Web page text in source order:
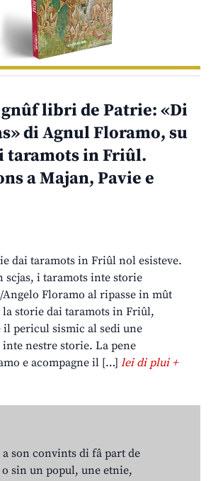
libri de Patrie: «Di
di Agnul Floramo, su
taramots in Friûl.
a Majan, Pavie e
dai taramots in Friûl nol esisteve.
i taramots inte storie
Floramo al ripasse in mût
storie dai taramots in Friûl,
pericul sismic al sedi une
nestre storie. La pene
e acompagne il […]lei di plui +
son convints di fâ part de
sin un popul, une etnie,